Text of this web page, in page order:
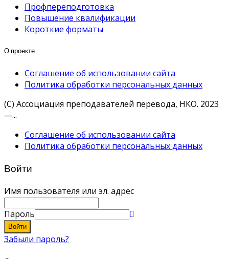
Профпереподготовка
Повышение квалификации
Короткие форматы
О проекте
Соглашение об использовании сайта
Политика обработки персональных данных
(С) Ассоциация преподавателей перевода, НКО. 2023
—...
Соглашение об использовании сайта
Политика обработки персональных данных
Войти
Имя пользователя или эл. адрес
Пароль
Войти
Забыли пароль?